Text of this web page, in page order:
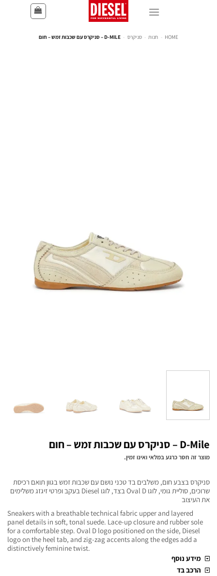
HOME
- חנות - סניקרס - D-MILE – סניקרס עם שכבות זמש – חום
D-Mile – סניקרס עם שכבות זמש – חום
מוצר זה חסר כרגע במלאי ואינו זמין.
סניקרס בצבע חום, משלבים בד טכני נושם עם שכבות זמש בגוון תואם רכיסת
שרוכים, סוליית גומי, לוגו Oval D בצד, לוגו Diesel בעקב ופרטי זיגזג משלימים
את העיצוב
Sneakers with a breathable technical fabric upper and layered
panel details in soft, tonal suede. Lace-up closure and rubber sole
for a comfortable step. Oval D logo positioned on the side, Diesel
logo on the heel tab, and zig-zag accents along the edges add a
distinctively feminine twist.
מידע נוסף
הרכב בד